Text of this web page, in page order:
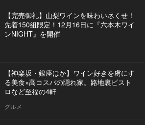
【完売御礼】山梨ワインを味わい尽くせ！
先着150組限定！12月16日に『六本木ワイ
ンNIGHT』を開催
【神楽坂・銀座ほか】ワイン好きを虜にす
る美食×高コスパの隠れ家。路地裏ビスト
ロなど至福の4軒
グルメ